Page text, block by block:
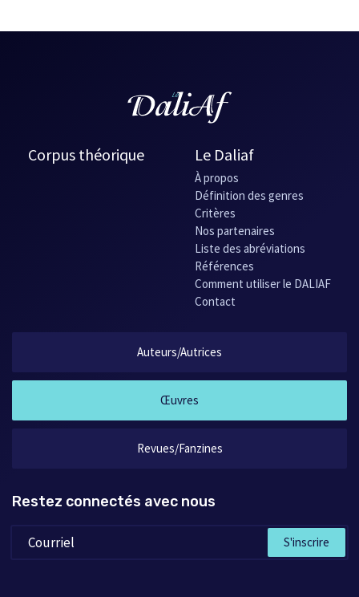
Corpus théorique Le Daliaf
À propos
Définition des genres
Critères
Nos partenaires
Liste des abréviations
Références
Comment utiliser le DALIAF
Contact
Auteurs/Autrices
Œuvres
Revues/Fanzines
Restez connectés avec nous
S'inscrire